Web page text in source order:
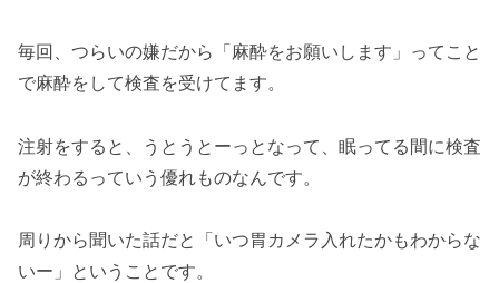
毎回、つらいの嫌だから「麻酔をお願いします」ってこと
で麻酔をして検査を受けてます。
注射をすると、うとうとーっとなって、眠ってる間に検査
が終わるっていう優れものなんです。
周りから聞いた話だと「いつ胃カメラ入れたかもわからな
いー」ということです。